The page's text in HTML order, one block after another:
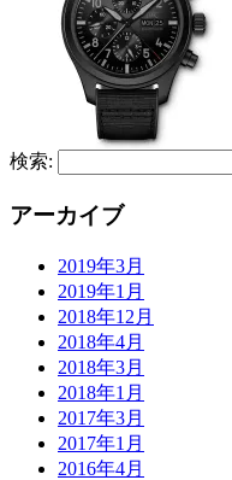
検索:
アーカイブ
2019年3月
2019年1月
2018年12月
2018年4月
2018年3月
2018年1月
2017年3月
2017年1月
2016年4月